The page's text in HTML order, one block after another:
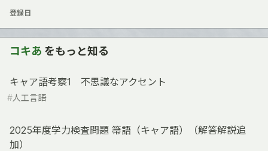
登録日
コキあ をもっと知る
キャア語考察1 不思議なアクセント
#人工言語
2025年度学力検査問題 箒語（キャア語）（解答解説追
加）